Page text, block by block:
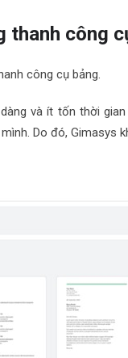
công
công cụ bảng.
và ít tốn thời
Do đó, Gimasys